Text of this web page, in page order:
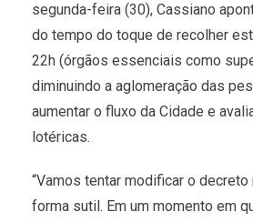
segunda-feira (30), Cassiano
do tempo do toque de recolher
22h (órgãos essenciais como
diminuindo a aglomeração das
aumentar o fluxo da Cidade e
lotéricas.
“Vamos tentar modificar o
forma sutil. Em um momento em